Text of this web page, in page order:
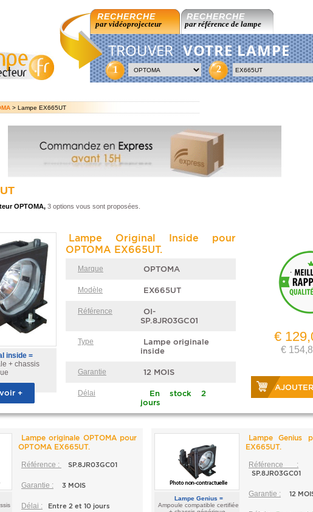
RECHERCHE
par vidéoprojecteur
RECHERCHE
par référence de lampe
TROUVER VOTRE LAMPE
1 2
> Lampe EX665UT
OPTOMA, 3 options vous sont proposées.
inside =
+ chassis
+
Lampe Original Inside pour
OPTOMA EX665UT.
Marque OPTOMA
Modèle EX665UT
Référence
OI-
SP.8JR03GC01
Type
Lampe originale
inside
Garantie 12 MOIS
Délai
En stock 2
jours
€
€
Lampe originale OPTOMA pour
OPTOMA EX665UT.
Référence : SP.8JR03GC01
Garantie : 3 MOIS
Délai : Entre 2 et 10 jours
Lampe Genius =
Ampoule compatible certifiée
Lampe Genius
EX665UT.
Référence :
SP.8JR03GC01
Garantie : 12